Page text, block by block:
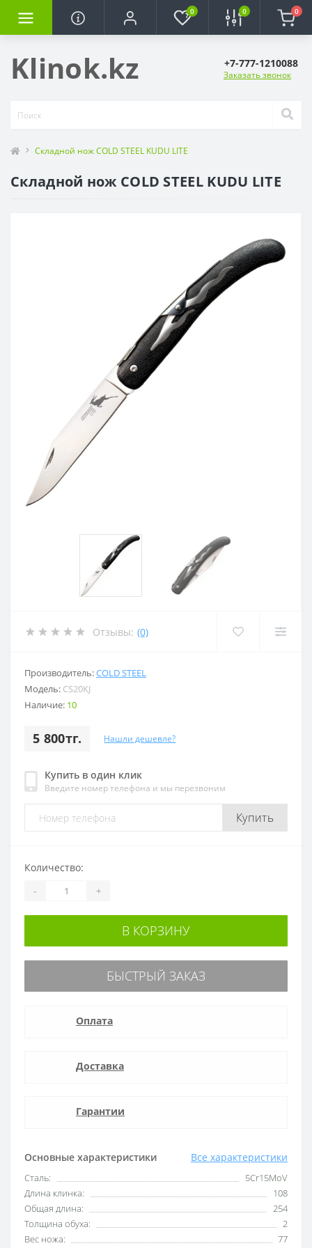
0 0 0
Klinok.kz +7-777-1210088
Заказать звонок
Складной нож COLD STEEL KUDU LITE
Складной нож COLD STEEL KUDU LITE
Отзывы: (0)
Производитель:COLD STEEL
Модель: CS20KJ
Наличие: 10
5 800тг. Нашли дешевле?
Купить в один клик
Введите номер телефона и мы перезвоним
Купить
Основные характеристики Все характеристики
Сталь:
5Cr15MoV
Длина клинка:
108
Общая длина:
254
Толщина обуха:
2
Вес ножа:
77
Количество:
- +
В КОРЗИНУ
БЫСТРЫЙ ЗАКАЗ
Оплата
Доставка
Гарантии